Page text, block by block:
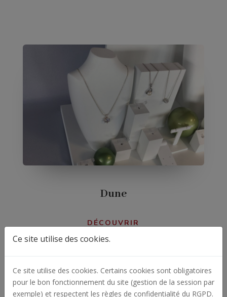
Dune
DÉCOUVRIR
Ce site utilise des cookies.
Ce site utilise des cookies. Certains cookies sont obligatoires
pour le bon fonctionnement du site (gestion de la session par
exemple) et respectent les règles de confidentialité du RGPD.